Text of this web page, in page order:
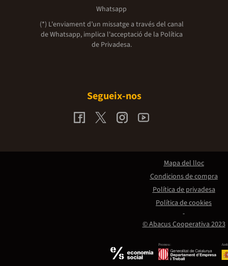
Whatsapp
(*) L'enviament d’un missatge a través del canal
de Whatsapp, implica l'acceptació de la Política
de Privadesa.
Segueix-nos
Promou:
© Abacus Cooperativa 2023
Mapa del lloc
Condicions de compra
Política de privadesa
Política de cookies